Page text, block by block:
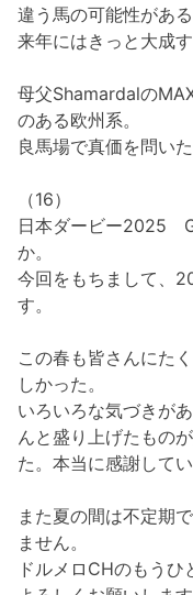
違う馬の可能性がある
来年にはきっと大成
母父Shamardalの
のある欧州系。
良馬場で真価を問いた
（16）
日本ダービー2025
か。
今回をもちまして、
す。
この春も皆さんにた
しかった。
いろいろな気づきが
んと盛り上げたもの
た。本当に感謝してい
また夏の間は不定期
ません。
ドルメロCHのもう